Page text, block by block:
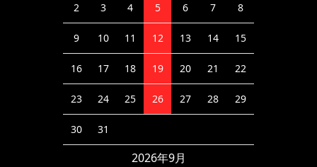
2 3 4 5 6 7 8
9 10 11 12 13 14 15
16 17 18 19 20 21 22
23 24 25 26 27 28 29
30 31
2026年9月